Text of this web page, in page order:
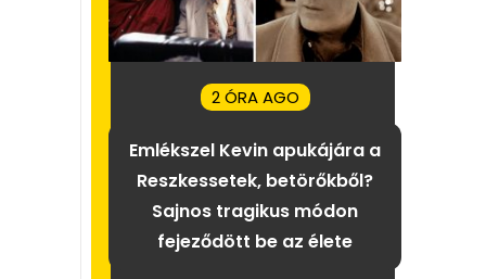
2 ÓRA AGO
Emlékszel Kevin apukájára a
Reszkessetek, betörőkből?
Sajnos tragikus módon
fejeződött be az élete